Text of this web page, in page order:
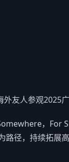
友人参观2025广
，For
路径，持续拓展